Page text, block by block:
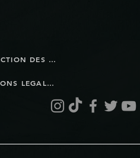
PROTECTION DES DONNÉES
MENTIONS LEGALES